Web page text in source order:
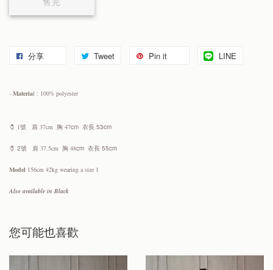
售完
分享 Tweet Pin it LINE
- Material : 100% polyester
🧷 1號 肩 37cm 胸 47cm 衣長 53cm
🧷 2號 肩 37.5cm 胸 48cm 衣長 55cm
Model 156cm 42kg wearing a size 1
Also available in Black
您可能也喜歡